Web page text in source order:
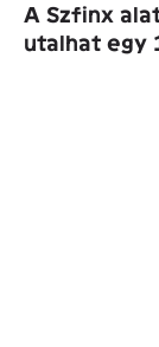
A Szfinx
utalhat egy